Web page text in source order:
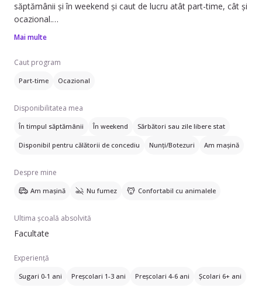
săptămânii și în weekend și caut de lucru atât part-time, cât și
ocazional.
îngrijire copii răciți, prepararea mâncării și strâns după copil.
Am experiență de un an în îngrijirea copiilor.
(0-1 ani), preșcolari (1-3 ani și 4-6 ani) și școlari (6+ ani). De
asemenea, pot avea grijă de copii cu vârste între 0-11 luni, 1-
ajutor de încredere pentru copiii dumneavoastră, nu ezitați să
mă contactați.
Mai multe
Caut program
Part-time Ocazional
Disponibilitatea mea
În timpul săptămânii În weekend Sărbători sau zile libere stat
Disponibil pentru călătorii de concediu Nunți/Botezuri Am mașină
Despre mine
Am mașină Nu fumez Confortabil cu animalele
Ultima școală absolvită
Facultate
Experiență
Sugari 0-1 ani Preșcolari 1-3 ani Preșcolari 4-6 ani Școlari 6+ ani